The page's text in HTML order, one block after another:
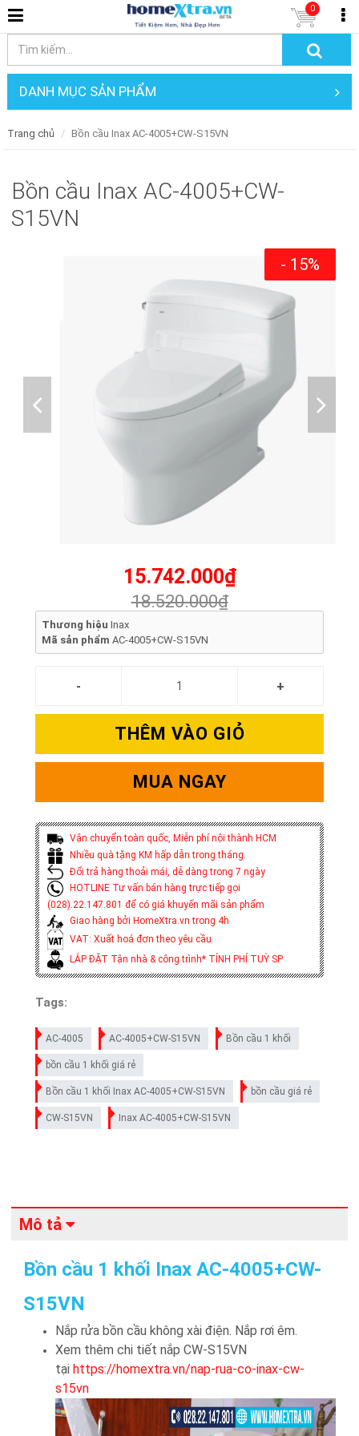
0
DANH MỤC SẢN PHẨM
Trang chủ Bồn cầu Inax AC-4005+CW-S15VN
Bồn cầu Inax AC-4005+CW-
S15VN
- 15%
15.742.000₫
18.520.000₫
Thương hiệu Inax
Mã sản phẩm AC-4005+CW-S15VN
THÊM VÀO GIỎ
MUA NGAY
Vận chuyển toàn quốc, Miễn phí nội thành HCM
Nhiều quà tặng KM hấp dẫn trong tháng.
Đổi trả hàng thoải mái, dễ dàng trong 7 ngày
HOTLINE Tư vấn bán hàng trực tiếp gọi
(028).22.147.801 để có giá khuyến mãi sản phẩm
Giao hàng bởi HomeXtra.vn trong 4h
VAT: Xuất hoá đơn theo yêu cầu
LẮP ĐẶT Tận nhà & công trình* TÍNH PHÍ TUỲ SP
Tags:
AC-4005 AC-4005+CW-S15VN Bồn cầu 1 khối
bồn cầu 1 khối giá rẻ
Bồn cầu 1 khối Inax AC-4005+CW-S15VN bồn cầu giá rẻ
CW-S15VN Inax AC-4005+CW-S15VN
Mô tả
Bồn cầu 1 khối Inax AC-4005+CW-
S15VN
Nắp rửa bồn cầu không xài điện. Nắp rơi êm.
Xem thêm chi tiết nắp CW-S15VN
tại https://homextra.vn/nap-rua-co-inax-cw-
s15vn